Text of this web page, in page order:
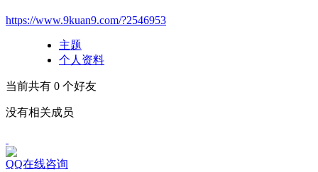
https://www.9kuan9.com/?2546953
主题
个人资料
当前共有 0 个好友
没有相关成员
QQ在线咨询